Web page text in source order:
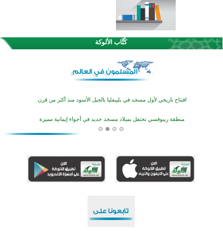
كُتَّاب الألوكة
اختتام الدورة التاسعة لمسابقة حفظ وتلاوة القرآن الكريم في أزناكاييف
تيسليتش تختتم برنامجا تعليميا لتعزيز القيم وبناء الشخصية للشباب المسلمين
اختتام منافسات قرآنية متميزة في بنغلاديش بمشاركة 3000 متسابق
أكبر مشروع إسلامي في ريف أستراليا يفتتح أبوابه بعد سنوات من العمل والعطاء
اختتام الدورة التاسعة لمسابقة حفظ وتلاوة القرآن الكريم في أزناكاييف